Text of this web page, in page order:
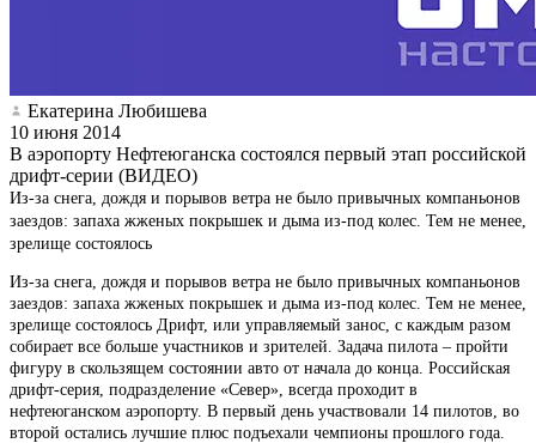
Екатерина Любишева
10 июня 2014
В аэропорту Нефтеюганска состоялся первый этап российской
дрифт-серии (ВИДЕО)
Из-за снега, дождя и порывов ветра не было привычных компаньонов
заездов: запаха жженых покрышек и дыма из-под колес. Тем не менее,
зрелище состоялось
Из-за снега, дождя и порывов ветра не было привычных компаньонов
заездов: запаха жженых покрышек и дыма из-под колес. Тем не менее,
зрелище состоялось Дрифт, или управляемый занос, с каждым разом
собирает все больше участников и зрителей. Задача пилота – пройти
фигуру в скользящем состоянии авто от начала до конца. Российская
дрифт-серия, подразделение «Север», всегда проходит в
нефтеюганском аэропорту. В первый день участвовали 14 пилотов, во
второй остались лучшие плюс подъехали чемпионы прошлого года.